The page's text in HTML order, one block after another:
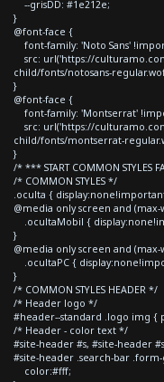
--grisDD: #1e212e;
}
@font-face {
font-family: 'Noto Sans'
src: url('https://
child/fonts/notosans-
}
@font-face {
font-family: 'Montserrat'
src: url('https://
child/fonts/montserrat-
}
/* *** START COMMON STYLES
/* COMMON STYLES */
.oculta {
@media only screen and (max-
.ocultaMobil {
}
@media only screen and
.ocultaPC {
}
/* COMMON STYLES HEADER */
/* Header logo */
#header--standard .logo img {
/* Header - color text */
#site-header #s, #site-header
#site-header .search-bar
color:#fff;